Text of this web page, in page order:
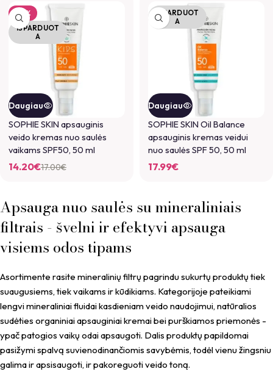
-16%
IŠPARDUOT
A
Daugiau
SOPHIE SKIN apsauginis
veido kremas nuo saulės
vaikams SPF50, 50 ml
17.00€
14.20€
IŠPARDUOT
A
Daugiau
SOPHIE SKIN Oil Balance
apsauginis kremas veidui
nuo saulės SPF 50, 50 ml
17.99€
Apsauga nuo saulės su mineraliniais
filtrais - švelni ir efektyvi apsauga
visiems odos tipams
Asortimente rasite mineralinių filtrų pagrindu sukurtų produktų tiek
suaugusiems, tiek vaikams ir kūdikiams. Kategorijoje pateikiami
lengvi mineraliniai fluidai kasdieniam veido naudojimui, natūralios
sudėties organiniai apsauginiai kremai bei purškiamos priemonės -
ypač patogios vaikų odai apsaugoti. Dalis produktų papildomai
pasižymi spalvą suvienodinančiomis savybėmis, todėl vienu žingsniu
galima ir apsisaugoti, ir pakoreguoti veido toną.